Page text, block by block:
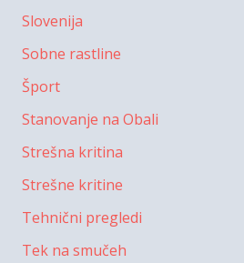
Slovenija
Sobne rastline
Šport
Stanovanje na Obali
Strešna kritina
Strešne kritine
Tehnični pregledi
Tek na smučeh